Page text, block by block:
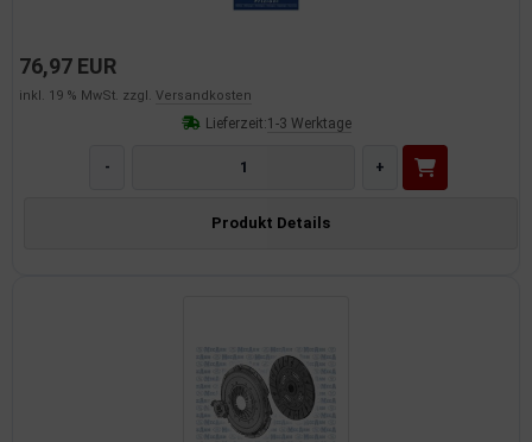
76,97 EUR
inkl. 19 % MwSt. zzgl. Versandkosten
Lieferzeit:1-3 Werktage
- +
Produkt Details